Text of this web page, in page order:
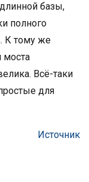
базы,
полного
К тому же
моста
Всё-таки
для
Источник